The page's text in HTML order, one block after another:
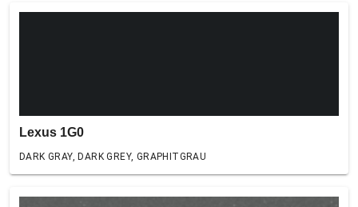
Lexus 1G0
DARK GRAY, DARK GREY, GRAPHITGRAU